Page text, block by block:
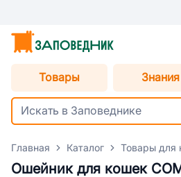
Товары Знания
Главная Каталог Товары для
Ошейник для кошек